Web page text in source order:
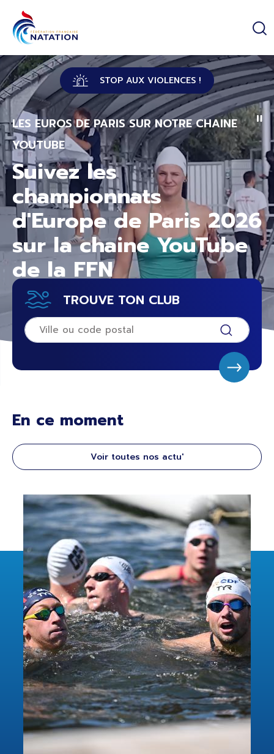
Passer au contenu principal
STOP AUX VIOLENCES !
LES EUROS DE PARIS SUR NOTRE CHAINE
YOUTUBE
Suivez les
championnats
d'Europe de Paris 2026
sur la chaine YouTube
de la FFN
TROUVE TON CLUB
En ce moment
Voir toutes nos actu'
Panneau de gestion des cookies